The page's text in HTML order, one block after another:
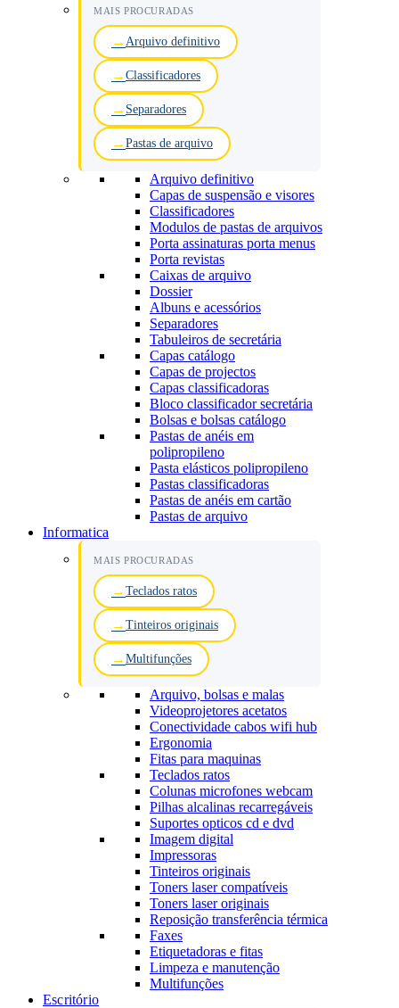
MAIS PROCURADAS
Arquivo definitivo
Classificadores
Separadores
Pastas de arquivo
Arquivo definitivo
Capas de suspensão e visores
Classificadores
Modulos de pastas de arquivos
Porta assinaturas porta menus
Porta revistas
Caixas de arquivo
Dossier
Albuns e acessórios
Separadores
Tabuleiros de secretária
Capas catálogo
Capas de projectos
Capas classificadoras
Bloco classificador secretária
Bolsas e bolsas catálogo
Pastas de anéis em
polipropileno
Pasta elásticos polipropileno
Pastas classificadoras
Pastas de anéis em cartão
Pastas de arquivo
Informatica
MAIS PROCURADAS
Teclados ratos
Tinteiros originais
Multifunções
Arquivo, bolsas e malas
Videoprojetores acetatos
Conectividade cabos wifi hub
Ergonomia
Fitas para maquinas
Teclados ratos
Colunas microfones webcam
Pilhas alcalinas recarregáveis
Suportes opticos cd e dvd
Imagem digital
Impressoras
Tinteiros originais
Toners laser compatíveis
Toners laser originais
Reposição transferência térmica
Faxes
Etiquetadoras e fitas
Limpeza e manutenção
Multifunções
Escritório